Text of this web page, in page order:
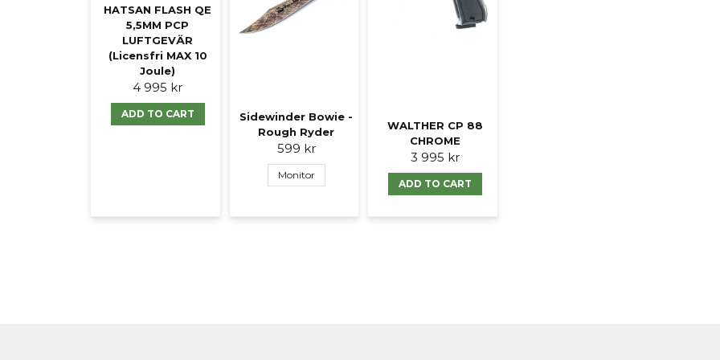
HATSAN FLASH QE
5,5MM PCP
LUFTGEVÄR
(Licensfri MAX 10
Joule)
4 995 kr
ADD TO CART
Sidewinder Bowie -
Rough Ryder
599 kr
Monitor
WALTHER CP 88
CHROME
3 995 kr
ADD TO CART